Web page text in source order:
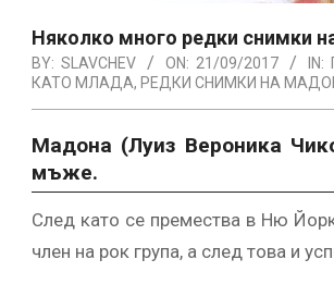
Няколко много редки снимки
BY: SLAVCHEV ON: 21/09/2017 IN:
КАТО МЛАДА, РЕДКИ СНИМКИ НА
Мадона (Луиз Вероника
мъже.
След като се премества в Ню
член на рок група, а след това и